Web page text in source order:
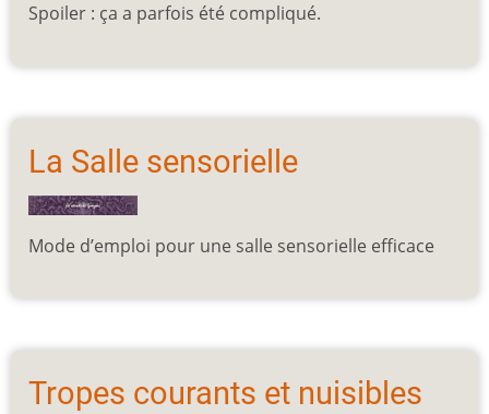
Spoiler : ça a parfois été compliqué.
La Salle sensorielle
Mode d’emploi pour une salle sensorielle efficace
Tropes courants et nuisibles